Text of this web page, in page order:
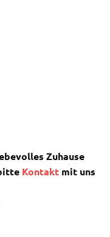
Zuhause
Kontakt mit uns